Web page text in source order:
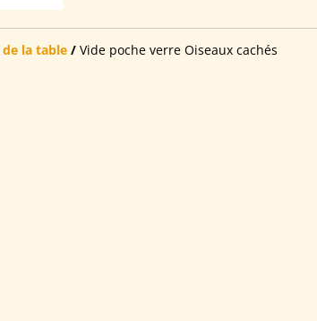
la table / Vide poche verre Oiseaux cachés